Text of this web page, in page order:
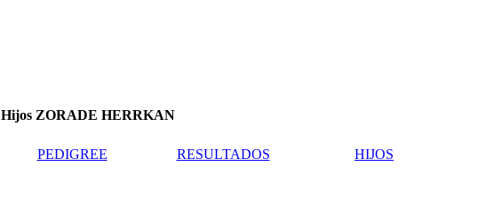
Hijos ZORADE HERRKAN
PEDIGREE RESULTADOS HIJOS